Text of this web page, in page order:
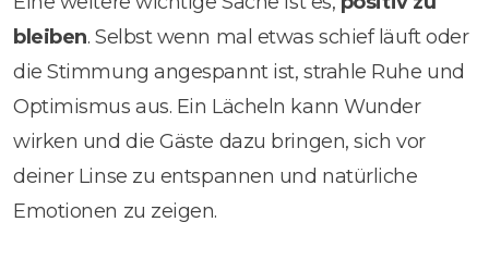
bleiben. Selbst wenn mal etwas schief läuft oder
die Stimmung angespannt ist, strahle Ruhe und
Optimismus aus. Ein Lächeln kann Wunder
wirken und die Gäste dazu bringen, sich vor
deiner Linse zu entspannen und natürliche
Emotionen zu zeigen.